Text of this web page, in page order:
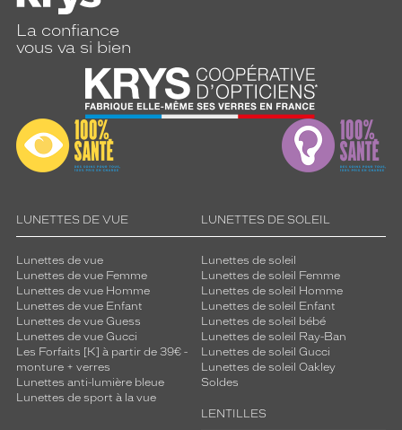
La confiance
vous va si bien
LUNETTES DE VUE
Lunettes de vue
Lunettes de vue Femme
Lunettes de vue Homme
Lunettes de vue Enfant
Lunettes de vue Guess
Lunettes de vue Gucci
Les Forfaits [K] à partir de 39€ -
monture + verres
Lunettes anti-lumière bleue
Lunettes de sport à la vue
LUNETTES DE SOLEIL
Lunettes de soleil
Lunettes de soleil Femme
Lunettes de soleil Homme
Lunettes de soleil Enfant
Lunettes de soleil bébé
Lunettes de soleil Ray-Ban
Lunettes de soleil Gucci
Lunettes de soleil Oakley
Soldes
LENTILLES